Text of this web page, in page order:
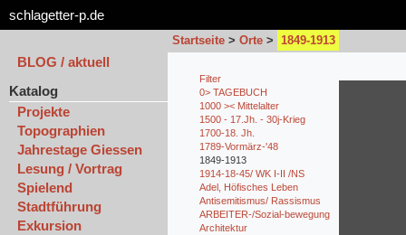
schlagetter-p.de
Startseite > Orte > 1849-1913
BLOG / aktuell
Katalog
Projekte
Topographien
Jahrestage Giessen
Lesung / Vortrag
Spielend
Stadtführung
Exkursion
Filter
0> TAGEBUCH
1000 >< Mittelalter
1500 - 17.Jh. - 30j-Krieg
1700-18. Jh.
1789-Vormärz-'48
1849-1913
1914-18-45/ WK I-II /NS
Adel, Höfisches Leben
Antisemitismus/ Rassismus
ARBEITER-/Sozial-bewegung
Architektur